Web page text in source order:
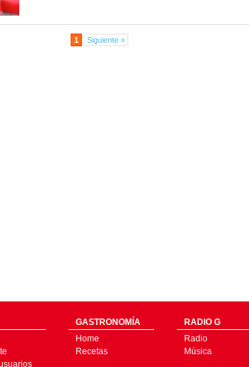
1 Siguiente »
GASTRONOMÍA
Home
Recetas
RADIO G
Radio
Música